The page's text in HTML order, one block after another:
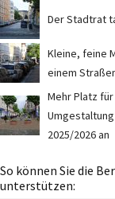
Der Stadtrat
Kleine, feine
einem
Mehr Platz
2025/2026 an
So können Sie die
unterstützen: